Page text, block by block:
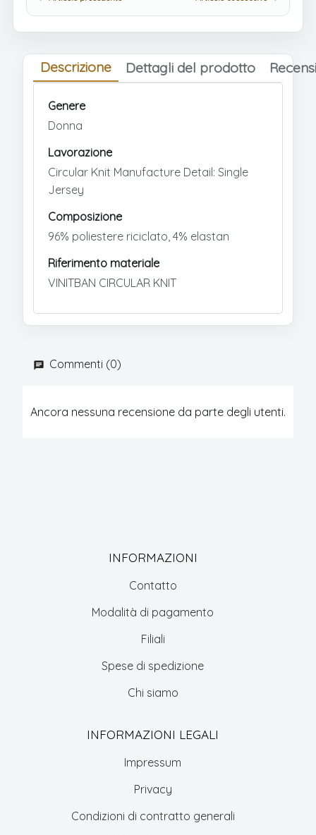
Descrizione Dettagli del prodotto
Genere
Donna
Lavorazione
Circular Knit Manufacture Detail: Single
Jersey
Composizione
96% poliestere riciclato, 4% elastan
Riferimento materiale
VINITBAN CIRCULAR KNIT
Commenti (0)
Ancora nessuna recensione da parte degli utenti.
INFORMAZIONI
Contatto
Modalità di pagamento
Filiali
Spese di spedizione
Chi siamo
INFORMAZIONI LEGALI
Impressum
Privacy
Condizioni di contratto generali